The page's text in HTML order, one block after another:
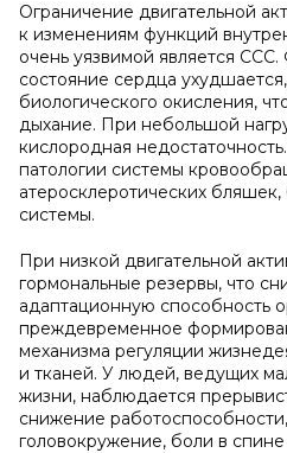
Ограничение двигательной
к изменениям функций
очень уязвимой является
состояние сердца
биологического окисления,
дыхание. При небольшой
кислородная
патологии системы
атеросклеротических
системы.
При низкой двигательной
гормональные резервы, что
адаптационную способность
преждевременное
механизма регуляции
и тканей. У людей, ведущих
жизни, наблюдается
снижение
головокружение, боли в спине